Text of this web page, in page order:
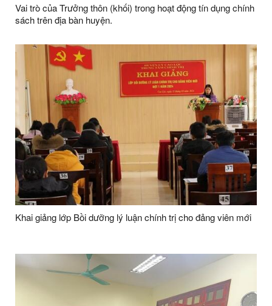
Vai trò của Trưởng thôn (khối) trong hoạt động tín dụng chính
sách trên địa bàn huyện.
Khai giảng lớp Bồi dưỡng lý luận chính trị cho đảng viên mới